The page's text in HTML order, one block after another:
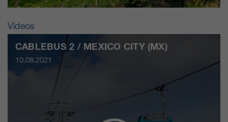
Videos
CABLEBUS 2 / MEXICO CITY (MX)
10.08.2021